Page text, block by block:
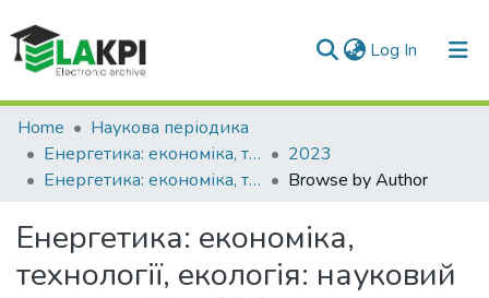
Log In (current)
Communities & Collections
All of DSpace
Home
Наукова періодика
Енергетика: економіка, технології, екологія
2023
Енергетика: економіка, технології, екологія: науковий журнал, № 3 (73)
Browse by Author
Енергетика: економіка,
технології, екологія: науковий